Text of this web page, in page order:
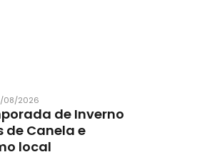
08/2026
de Inverno
Canela e
local